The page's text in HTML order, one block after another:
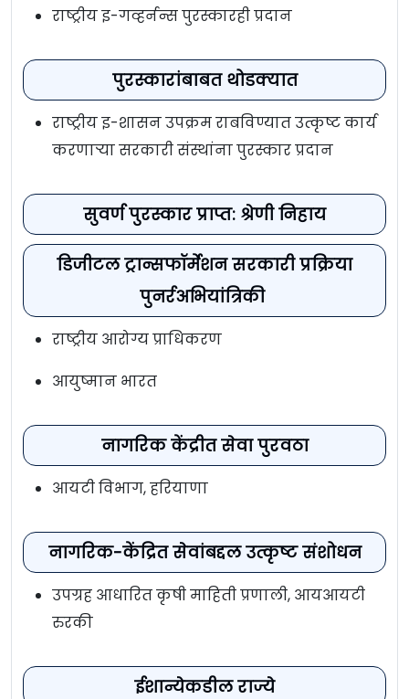
राष्ट्रीय इ-गव्हर्नन्स पुरस्कारही प्रदान
पुरस्कारांबाबत थोडक्यात
राष्ट्रीय इ-शासन उपक्रम राबविण्यात उत्कृष्ट कार्य
करणाऱ्या सरकारी संस्थांना पुरस्कार प्रदान
सुवर्ण पुरस्कार प्राप्त: श्रेणी निहाय
डिजीटल ट्रान्सफॉर्मेशन सरकारी प्रक्रिया
पुनर्रअभियांत्रिकी
राष्ट्रीय आरोग्य प्राधिकरण
आयुष्मान भारत
नागरिक केंद्रीत सेवा पुरवठा
आयटी विभाग, हरियाणा
नागरिक-केंद्रित सेवांबद्दल उत्कृष्ट संशोधन
उपग्रह आधारित कृषी माहिती प्रणाली, आयआयटी
रुरकी
ईशान्येकडील राज्ये